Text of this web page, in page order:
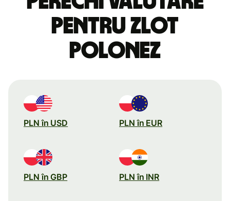
pentru zlot
polonez
PLN în USD PLN în EUR
PLN în GBP PLN în INR